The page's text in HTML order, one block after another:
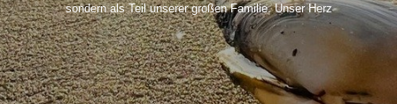
sondern als Teil unserer großen Familie. Unser Herz
schlägt für
Familiarität, Qualität und Authentizität, die die Grundpfeiler
unseres Services sind. Mit einer erstklassigen Unterkunft,